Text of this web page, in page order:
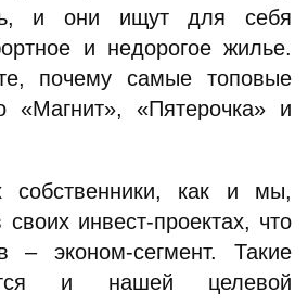
и они ищут для себя
и недорогое жилье.
почему самые топовые
«Магнит», «Пятерочка» и
собственники, как и мы,
инвест-проектах, что
– эконом-сегмент. Такие
и нашей целевой